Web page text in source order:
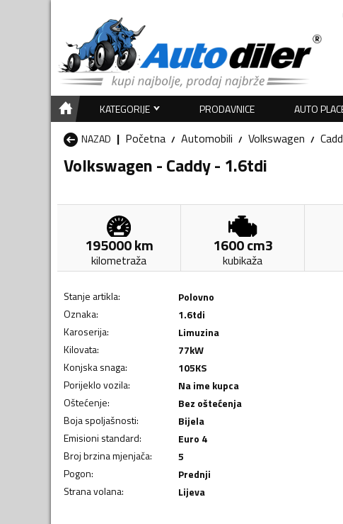
KATEGORIJE PRODAVNICE AUTO
NAZAD
Početna Automobili Volkswagen
Volkswagen - Caddy - 1.6tdi
195000km
kilometraža
1600cm3
kubikaža
Stanje artikla:
Polovno
Oznaka:
1.6tdi
Karoserija:
Limuzina
Kilovata: 77kW
Konjska snaga: 105KS
Porijeklo vozila:
Na ime kupca
Oštećenje:
Bez oštećenja
Boja spoljašnosti:
Bijela
Emisioni standard:
Euro 4
Broj brzina mjenjača:
5
Pogon:
Prednji
Strana volana: Lijeva